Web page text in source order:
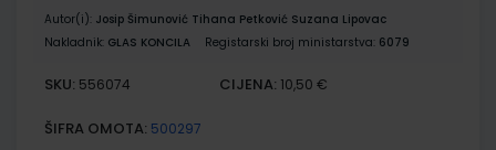
Autor(i): Josip Šimunović Tihana Petković Suzana Lipovac
Nakladnik: GLAS KONCILA Registarski broj ministarstva: 6079
SKU: 556074 CIJENA: 10,50 €
ŠIFRA OMOTA: 500297